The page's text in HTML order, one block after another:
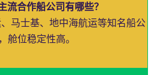
流合作船公司有哪些？
马士基、地中海航运等知名船公
舱位稳定性高。